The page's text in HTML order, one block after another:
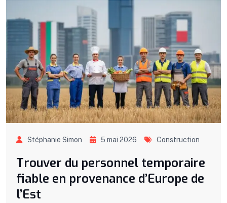
Stéphanie Simon 5 mai 2026 Construction
Trouver du personnel temporaire
fiable en provenance d’Europe de
l’Est